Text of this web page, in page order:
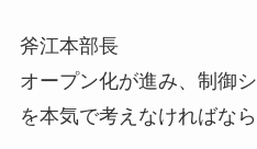
斧江本部長
オープン化が進み、制御
を本気で考えなければな